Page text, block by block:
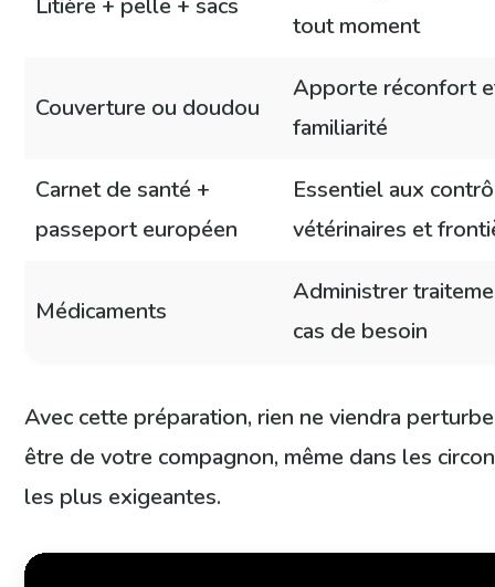
Litière + pelle + sacs
tout moment
Couverture ou doudou
Apporte réconfort
familiarité
Carnet de santé +
passeport européen
Essentiel aux
vétérinaires et
Médicaments
Administrer
cas de besoin
Avec cette préparation, rien ne viendra
être de votre compagnon, même dans les
les plus exigeantes.